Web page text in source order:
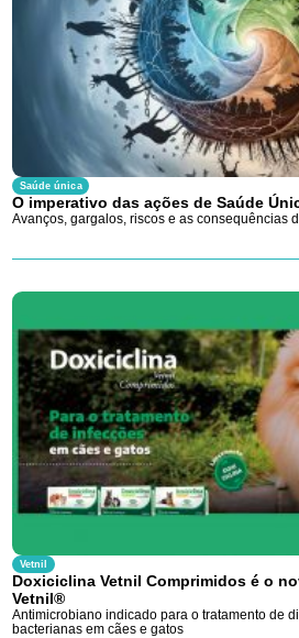
Saúde única
O imperativo das ações de Saúde
Avanços, gargalos, riscos e as consequências
Vetnil
Doxiciclina Vetnil Comprimidos é o
Vetnil®
Antimicrobiano indicado para o tratamento de
bacterianas em cães e gatos